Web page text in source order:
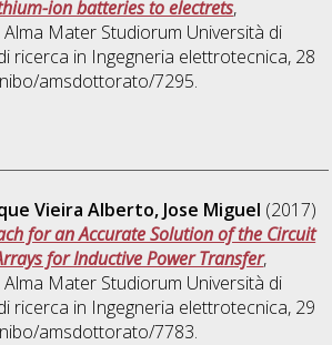
ion batteries to electrets,
Mater Studiorum Università di
ricerca in Ingegneria elettrotecnica, 28
amsdottorato/7295.
Vieira Alberto, Jose Miguel (2017)
for an Accurate Solution of the Circuit
for Inductive Power Transfer,
Mater Studiorum Università di
ricerca in Ingegneria elettrotecnica, 29
amsdottorato/7783.